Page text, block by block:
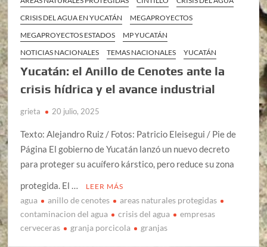
CRISIS DEL AGUA EN YUCATÁN
MEGAPROYECTOS
MEGAPROYECTOS ESTADOS
MP YUCATÁN
NOTICIAS NACIONALES
TEMAS NACIONALES YUCATÁN
Yucatán: el Anillo de Cenotes ante la
crisis hídrica y el avance industrial
grieta 20 julio, 2025
Texto: Alejandro Ruiz / Fotos: Patricio Eleisegui / Pie de
Página El gobierno de Yucatán lanzó un nuevo decreto
para proteger su acuífero kárstico, pero reduce su zona
protegida. El …
LEER MÁS
agua anillo de cenotes
areas naturales protegidas
contaminacion del agua
crisis del agua
empresas
cerveceras
granja porcicola granjas